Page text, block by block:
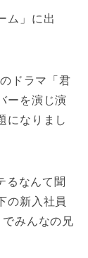
ム」に出
ドラマ「君
ーを演じ演
になりまし
るなんて聞
の新入社員
みんなの兄